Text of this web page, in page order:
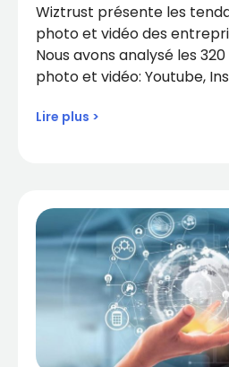
Wiztrust présente les
photo et vidéo des
Nous avons analysé les
photo et vidéo: Youtube,
Lire plus >